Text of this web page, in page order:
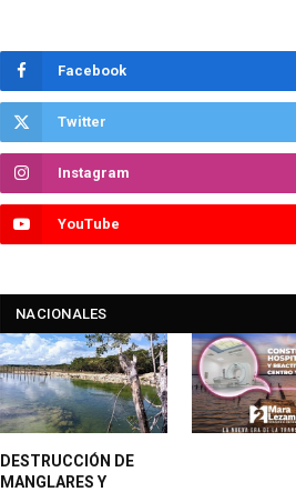
Facebook
Twitter
Instagram
YouTube
NACIONALES
DESTRUCCIÓN DE
MANGLARES Y